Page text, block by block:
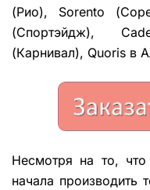
(Рио), Sorento
(Спортэйдж),
(Карнивал), Quoris в
Несмотря на то,
начала производить